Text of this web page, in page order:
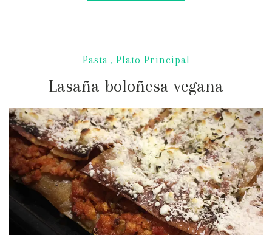
Pasta , Plato Principal
Lasaña boloñesa vegana